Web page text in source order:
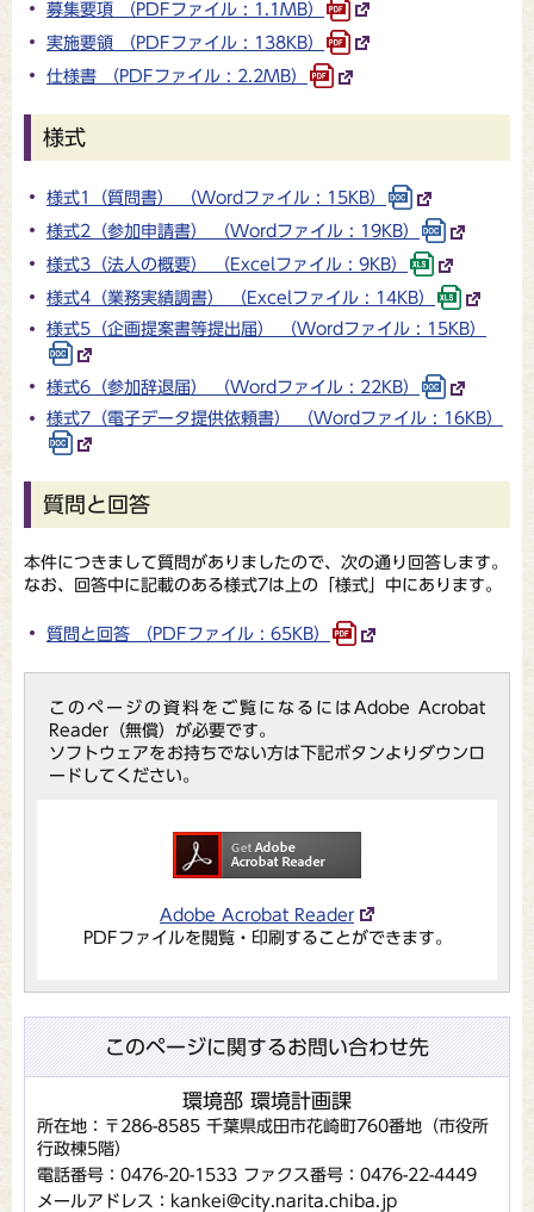
募集要項 （PDFファイル : 1.1MB）
実施要領 （PDFファイル : 138KB）
仕様書 （PDFファイル : 2.2MB）
様式
様式1（質問書） （Wordファイル : 15KB）
様式2（参加申請書） （Wordファイル : 19KB）
様式3（法人の概要） （Excelファイル : 9KB）
様式4（業務実績調書） （Excelファイル : 14KB）
様式5（企画提案書等提出届） （Wordファイル : 15KB）
様式6（参加辞退届） （Wordファイル : 22KB）
様式7（電子データ提供依頼書） （Wordファイル : 16KB）
質問と回答
本件につきまして質問がありましたので、次の通り回答します。
なお、回答中に記載のある様式7は上の「様式」中にあります。
質問と回答 （PDFファイル : 65KB）
このページの資料をご覧になるにはAdobe Acrobat
Reader（無償）が必要です。
ソフトウェアをお持ちでない方は下記ボタンよりダウンロ
ードしてください。
Adobe Acrobat Reader
PDFファイルを閲覧・印刷することができます。
このページに関するお問い合わせ先
環境部 環境計画課
所在地：〒286-8585 千葉県成田市花崎町760番地（市役所
行政棟5階）
電話番号：0476-20-1533 ファクス番号：0476-22-4449
メールアドレス：kankei@city.narita.chiba.jp